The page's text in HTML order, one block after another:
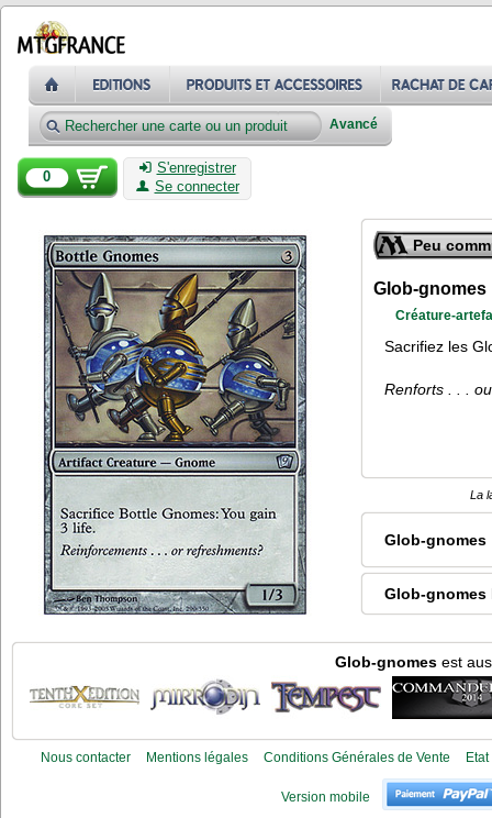
Avancé
0
S'enregistrer
Se connecter
Peu
Glob-gnomes
Créature-
Sacrifiez les
Renforts . . .
La
Glob-gnomes
Glob-gnomes
Glob-gnomesest
Nous contacter Mentions légales Conditions Générales de Vente
Version mobile